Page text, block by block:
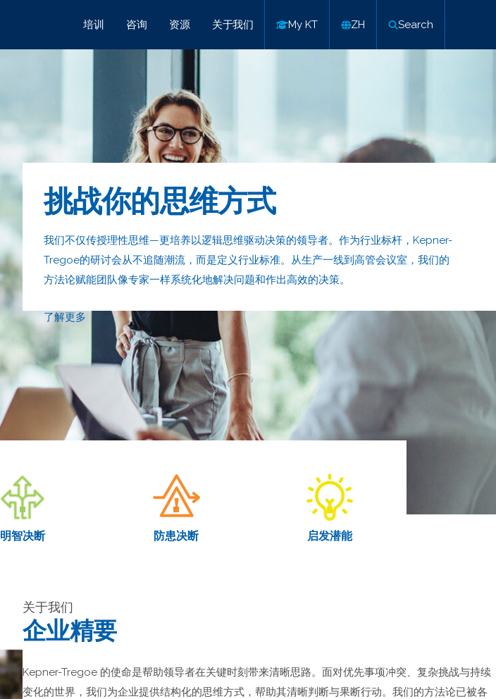
培训 咨询 资源 关于我们 My KT ZH Search
挑战你的思维方式
我们不仅传授理性思维—更培养以逻辑思维驱动决策的领导者。作为行业标杆，Kepner-
Tregoe的研讨会从不追随潮流，而是定义行业标准。从生产一线到高管会议室，我们的
方法论赋能团队像专家一样系统化地解决问题和作出高效的决策。
了解更多
明智决断 防患决断 启发潜能
关于我们
企业精要
Kepner-Tregoe 的使命是帮助领导者在关键时刻带来清晰思路。面对优先事项冲突、复杂挑战与持续
变化的世界，我们为企业提供结构化的思维方式，帮助其清晰判断与果断行动。我们的方法论已被各